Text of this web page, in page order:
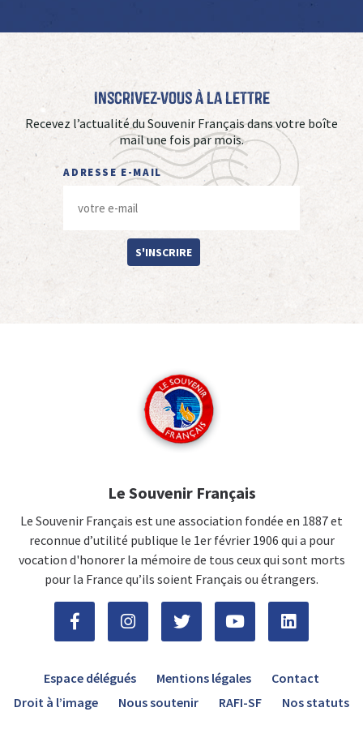
Inscrivez-vous à La Lettre
Recevez l’actualité du Souvenir Français dans votre boîte
mail une fois par mois.
ADRESSE E-MAIL
S'INSCRIRE
Le Souvenir Français
Le Souvenir Français est une association fondée en 1887 et
reconnue d’utilité publique le 1er février 1906 qui a pour
vocation d'honorer la mémoire de tous ceux qui sont morts
pour la France qu’ils soient Français ou étrangers.
Espace délégués Mentions légales
Contact
Droit à l’image
Nous soutenir RAFI-SF Nos statuts